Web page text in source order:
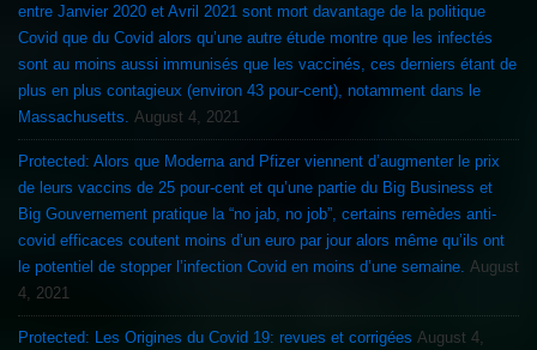
entre Janvier 2020 et Avril 2021 sont mort davantage de la politique
Covid que du Covid alors qu’une autre étude montre que les infectés
sont au moins aussi immunisés que les vaccinés, ces derniers étant de
plus en plus contagieux (environ 43 pour-cent), notamment dans le
Massachusetts.
August 4, 2021
Protected: Alors que Moderna and Pfizer viennent d’augmenter le prix
de leurs vaccins de 25 pour-cent et qu’une partie du Big Business et
Big Gouvernement pratique la “no jab, no job”, certains remèdes anti-
covid efficaces coutent moins d’un euro par jour alors même qu’ils ont
le potentiel de stopper l’infection Covid en moins d’une semaine. August
4, 2021
Protected: Les Origines du Covid 19: revues et corrigées August 4,